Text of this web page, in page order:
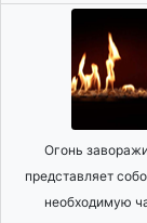
Огонь
представляет
необходимую